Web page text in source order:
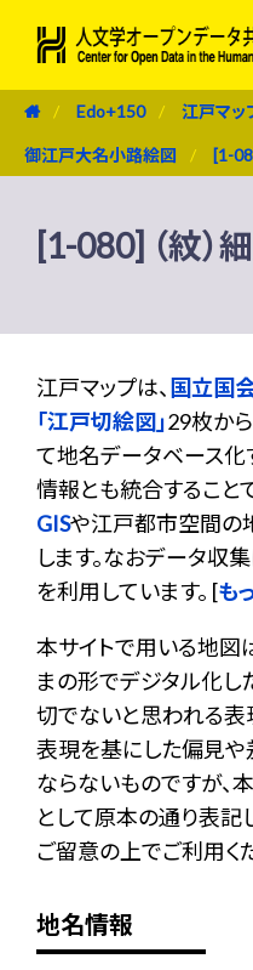
Edo+150 江戸マッ
御江戸大名小路絵図 [1-
[1-080] （紋）
江戸マップは、 国立国
「江戸切絵図」29枚か
て地名データベース化
情報とも統合することで
GISや江戸都市空間の
します。なおデータ収
を利用しています。 [も
本サイトで用いる地図
まの形でデジタル化し
切でないと思われる表
表現を基にした偏見や
ならないものですが、
として原本の通り表記
ご留意の上でご利用く
地名情報